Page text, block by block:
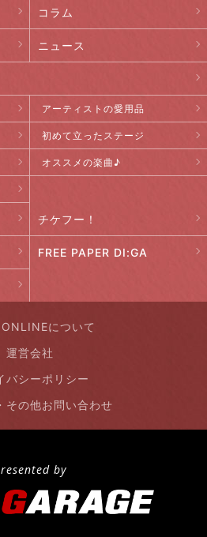
コラム
ニュース
アーティストの愛用品
初めて立ったステージ
オススメの楽曲♪
チケフー！
FREE PAPER DI:GA
について
運営会社
バシーポリシー
その他お問い合わせ
by